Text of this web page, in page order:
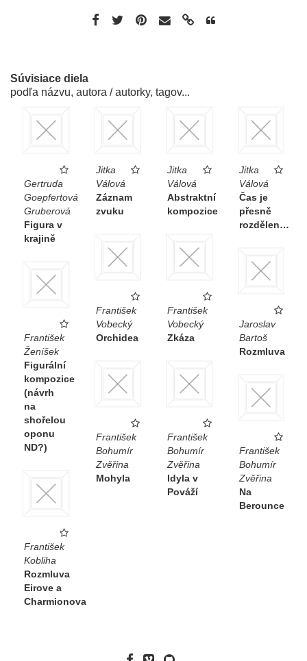
Súvisiace diela
podľa názvu, autora / autorky, tagov...
Gertruda
Goepfertová
Gruberová
Figura v
krajině
Jitka
Válová
Záznam
zvuku
Jitka
Válová
Abstraktní
kompozice
Jitka
Válová
Čas je
přesně
rozdělen…
František
Vobecký
Orchidea
František
Vobecký
Zkáza
Jaroslav
Bartoš
Rozmluva
František
Ženíšek
Figurální
kompozice
(návrh
na
shořelou
oponu
ND?)
František
Bohumír
Zvěřina
Mohyla
František
Bohumír
Zvěřina
Idyla v
Pováží
František
Bohumír
Zvěřina
Na
Berounce
František
Kobliha
Rozmluva
Eirove a
Charmionova